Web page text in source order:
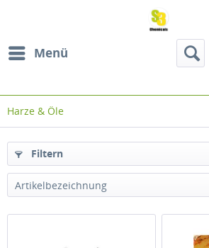
Menü
Harze & Öle
Filtern
Artikelbezeichnung